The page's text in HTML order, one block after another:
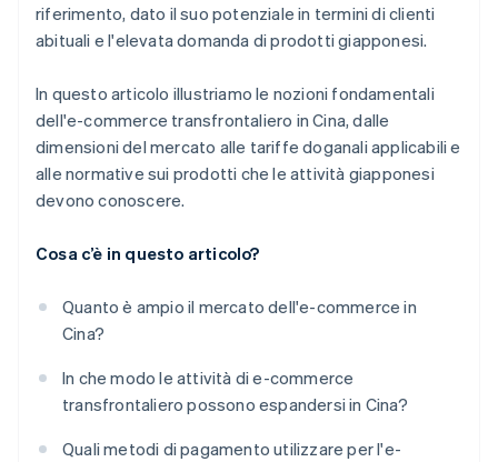
riferimento, dato il suo potenziale in termini di clienti
abituali e l'elevata domanda di prodotti giapponesi.
In questo articolo illustriamo le nozioni fondamentali
dell'e-commerce transfrontaliero in Cina, dalle
dimensioni del mercato alle tariffe doganali applicabili e
alle normative sui prodotti che le attività giapponesi
devono conoscere.
Cosa c’è in questo articolo?
Quanto è ampio il mercato dell'e-commerce in
Cina?
In che modo le attività di e-commerce
transfrontaliero possono espandersi in Cina?
Quali metodi di pagamento utilizzare per l'e-